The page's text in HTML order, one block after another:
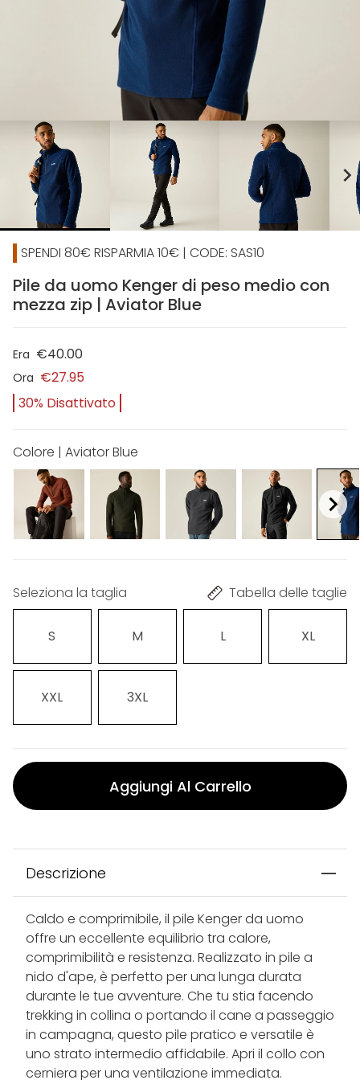
chevron_right
SPENDI 80€ RISPARMIA 10€ | CODE: SAS10
Pile da uomo Kenger di peso medio con
mezza zip | Aviator Blue
Era €40.00
Ora €27.95
30% Disattivato
Colore | Aviator Blue
Seleziona la taglia Tabella delle taglie
S M L XL
XXL 3XL
Aggiungi Al Carrello
Descrizione
Caldo e comprimibile, il pile Kenger da uomo
offre un eccellente equilibrio tra calore,
comprimibilità e resistenza. Realizzato in pile a
nido d'ape, è perfetto per una lunga durata
durante le tue avventure. Che tu stia facendo
trekking in collina o portando il cane a passeggio
in campagna, questo pile pratico e versatile è
uno strato intermedio affidabile. Apri il collo con
cerniera per una ventilazione immediata.